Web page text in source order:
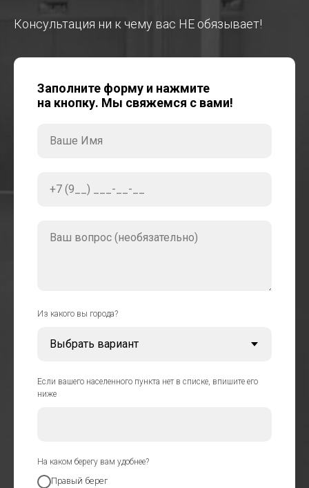
Консультация ни к чему вас НЕ обязывает!
Заполните форму и нажмите
на кнопку. Мы свяжемся с вами!
Ваше Имя
+7 (9__) ___-__-__
Ваш вопрос (необязательно)
Из какого вы города?
Если вашего населенного пункта нет в списке, впишите его
ниже
На каком берегу вам удобнее?
Правый берег